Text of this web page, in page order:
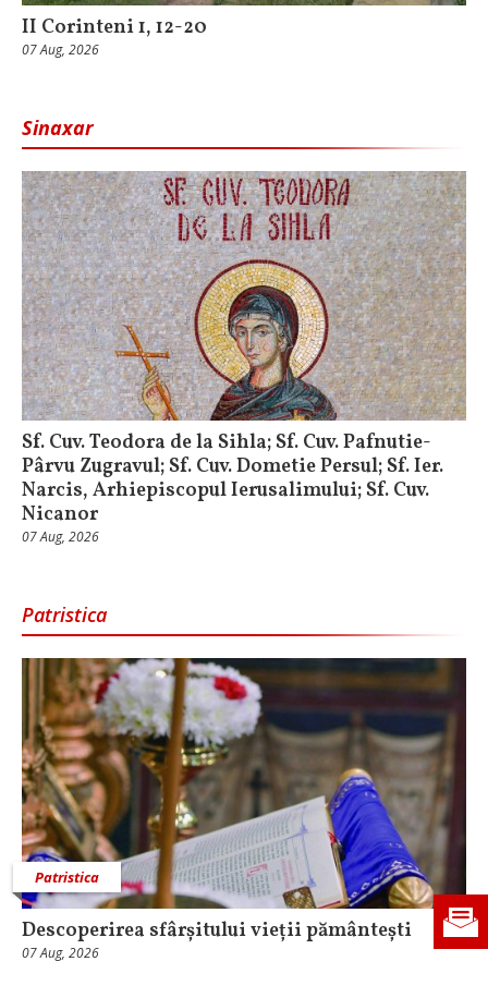
II Corinteni 1, 12-20
07 Aug, 2026
Sinaxar
Sf. Cuv. Teodora de la Sihla; Sf. Cuv. Pafnutie-
Pârvu Zugravul; Sf. Cuv. Dometie Persul; Sf. Ier.
Narcis, Arhiepiscopul Ierusalimului; Sf. Cuv.
Nicanor
07 Aug, 2026
Patristica
Patristica
Descoperirea sfârșitului vieții pământești
07 Aug, 2026